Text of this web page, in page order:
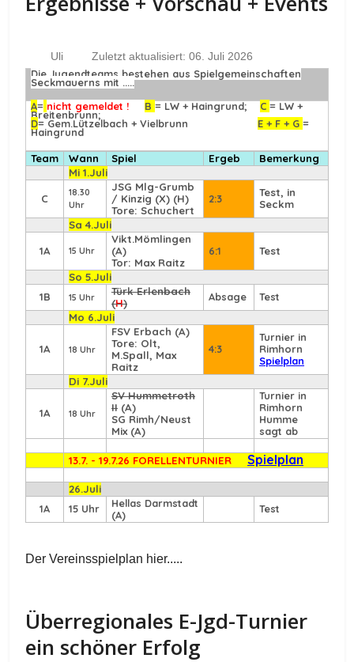
Uli
Zuletzt aktualisiert: 06. Juli 2026
Die Jugendteams bestehen aus Spielgemeinschaften
Seckmauerns mit .....
A= nicht gemeldet ! B = LW + Haingrund;C = LW +
Breitenbrunn;
D= Gem.Lützelbach + Vielbrunn E + F + G =
Haingrund
Team Wann Spiel Ergeb
Bemerkung
Mi 1.Juli
C
18.30
Uhr
JSG Mlg-Grumb
/ Kinzig (X) (H)
Tore: Schuchert
2:3
Test, in
Seckm
Sa 4.Juli
1A 15 Uhr
Vikt.Mömlingen
(A)
Tor: Max Raitz
6:1 Test
So 5.Juli
1B
15 Uhr
Türk Erlenbach
(H) Absage
Test
Mo 6.Juli
1A 18 Uhr
FSV Erbach (A)
Tore: Olt,
M.Spall, Max
Raitz
4:3
Turnier in
Rimhorn
Spielplan
Di 7.Juli
1A 18 Uhr
SV Hummetroth
II (A)
SG Rimh/Neust
Mix (A)
Turnier in
Rimhorn
Humme
sagt ab
13.7. - 19.7.26 FORELLENTURNIER Spielplan
26.Juli
1A
15 Uhr
Hellas Darmstadt
(A)
Test
Der Vereinsspielplan hier.....
Überregionales E-Jgd-Turnier
ein schöner Erfolg